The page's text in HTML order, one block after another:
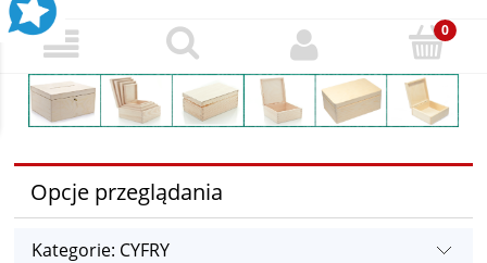
Opcje przeglądania
Kategorie: CYFRY